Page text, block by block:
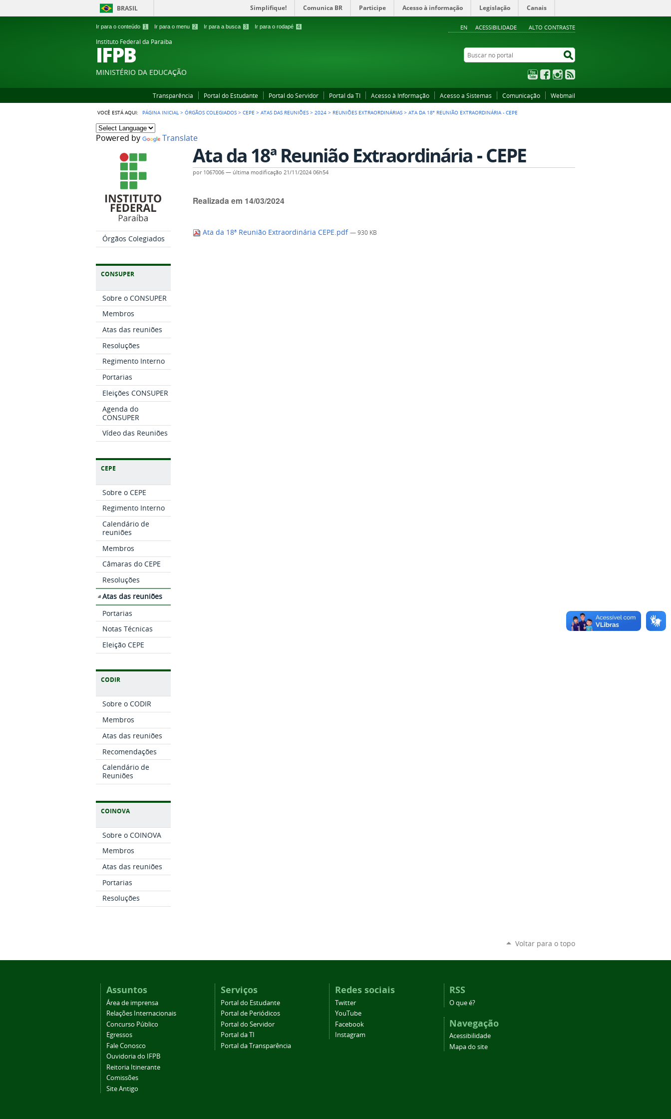
BRASIL Simplifique! Comunica BR Participe Acesso à informação Legislação Canais
Ir para o conteúdo 1 Ir para o menu 2 Ir para a busca 3 Ir para o rodapé 4 EN ACESSIBILIDADE ALTO CONTRASTE
Instituto Federal da Paraiba
IFPB
MINISTÉRIO DA EDUCAÇÃO
Buscar no portal
YouTubeFacebookInstagram
Transparência Portal do Estudante Portal do Servidor Portal da TI Acesso à Informação Acesso a Sistemas Comunicação Webmail
VOCÊ ESTÁ AQUI: PÁGINA INICIAL >ÓRGÃOS COLEGIADOS >CEPE >ATAS DAS REUNIÕES >2024 > REUNIÕES EXTRAORDINÁRIAS >ATA DA 18ª REUNIÃO EXTRAORDINÁRIA - CEPE
Powered by Translate
Órgãos Colegiados
CONSUPER
Sobre o CONSUPER
Membros
Atas das reuniões
Resoluções
Regimento Interno
Portarias
Eleições CONSUPER
Agenda do
CONSUPER
Vídeo das Reuniões
CEPE
Sobre o CEPE
Regimento Interno
Calendário de
reuniões
Membros
Câmaras do CEPE
Resoluções
Atas das reuniões
Portarias
Notas Técnicas
Eleição CEPE
CODIR
Sobre o CODIR
Membros
Atas das reuniões
Recomendações
Calendário de
Reuniões
COINOVA
Sobre o COINOVA
Membros
Atas das reuniões
Portarias
Resoluções
Ata da 18ª Reunião Extraordinária - CEPE
por 1067006 — última modificação 21/11/2024 06h54
Realizada em 14/03/2024
Ata da 18ª Reunião Extraordinária CEPE.pdf— 930 KB
Voltar para o topo
Assuntos
Área de imprensa
Relações Internacionais
Concurso Público
Egressos
Fale Conosco
Ouvidoria do IFPB
Reitoria Itinerante
Comissões
Site Antigo
Serviços
Portal do Estudante
Portal de Periódicos
Portal do Servidor
Portal da TI
Portal da Transparência
Redes sociais
Twitter
YouTube
Facebook
Instagram
RSS
O que é?
Navegação
Acessibilidade
Mapa do site